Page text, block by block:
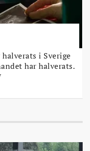
i Sverige
har halverats.